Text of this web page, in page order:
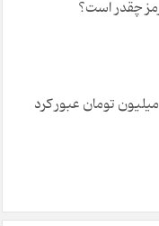
چقدر است؟